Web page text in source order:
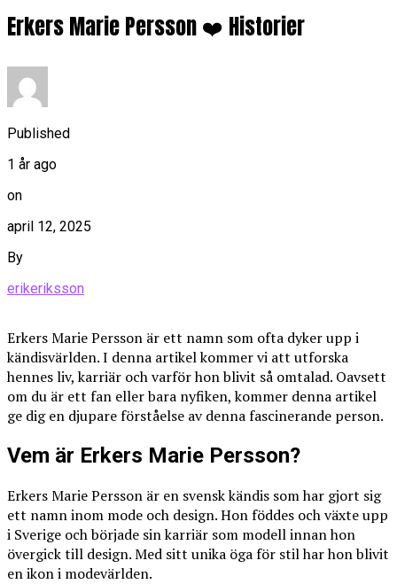
Erkers Marie Persson ❤️ Historier
Published
1 år ago
on
april 12, 2025
By
erikeriksson
Erkers Marie Persson är ett namn som ofta dyker upp i
kändisvärlden. I denna artikel kommer vi att utforska
hennes liv, karriär och varför hon blivit så omtalad. Oavsett
om du är ett fan eller bara nyfiken, kommer denna artikel
ge dig en djupare förståelse av denna fascinerande person.
Vem är Erkers Marie Persson?
Erkers Marie Persson är en svensk kändis som har gjort sig
ett namn inom mode och design. Hon föddes och växte upp
i Sverige och började sin karriär som modell innan hon
övergick till design. Med sitt unika öga för stil har hon blivit
en ikon i modevärlden.